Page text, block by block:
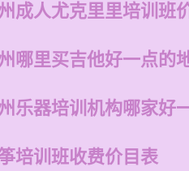
成人尤克里里培训班
哪里买吉他好一点的
乐器培训机构哪家好
培训班收费价目表